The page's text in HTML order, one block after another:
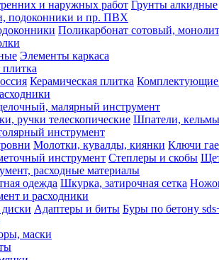
и наружных работ Грунты алкидные
подоконники и пр. ПВХ
Поликарбонат сотовый,
Элементы каркаса
Керамическая плитка Комплектующие
малярный инструмент
ручки телескопические Шпатели,
инструмент
Молотки, кувалды, киянки Ключи
инструмент Степлеры и скобы
расходные материалы
одежда Шкурка, затирочная сетка
и расходники
Адаптеры и биты Буры по бетону
маски